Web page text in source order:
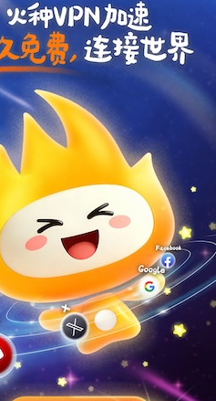
支持[0] 反对
支持
反对 [0]
支持[0] 反对[0]